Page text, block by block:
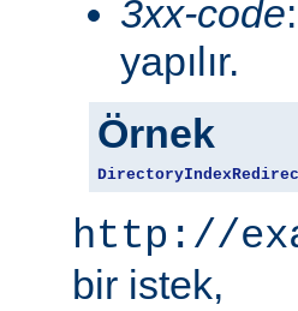
3xx-code
yapılır.
Örnek
http://
bir istek,